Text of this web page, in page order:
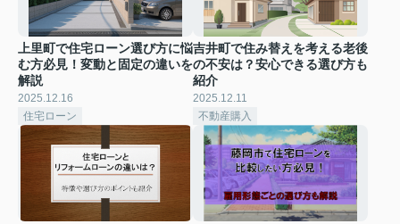
上里町で住宅ローン選び方に悩
む方必見！変動と固定の違いを
解説
2025.12.16
住宅ローン
吉井町で住み替えを考える老後
の不安は？安心できる選び方も
紹介
2025.12.11
不動産購入